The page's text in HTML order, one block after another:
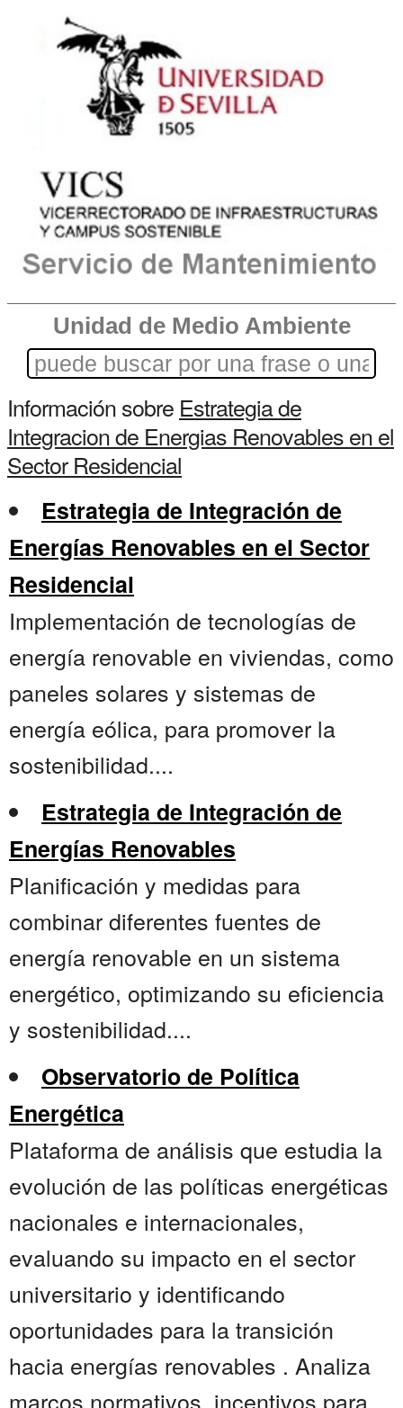
Unidad de Medio Ambiente
Información sobre Estrategia de
Integracion de Energias Renovables en el
Sector Residencial
Estrategia de Integración de
Energías Renovables en el Sector
Residencial
Implementación de tecnologías de
energía renovable en viviendas, como
paneles solares y sistemas de
energía eólica, para promover la
sostenibilidad....
Estrategia de Integración de
Energías Renovables
Planificación y medidas para
combinar diferentes fuentes de
energía renovable en un sistema
energético, optimizando su eficiencia
y sostenibilidad....
Observatorio de Política
Energética
Plataforma de análisis que estudia la
evolución de las políticas energéticas
nacionales e internacionales,
evaluando su impacto en el sector
universitario y identificando
oportunidades para la transición
hacia energías renovables . Analiza
marcos normativos, incentivos para